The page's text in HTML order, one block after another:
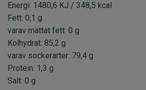
Energi: 1480,6 KJ / 348,5 kcal
Fett: 0,1 g
varav mättat fett: 0 g
Kolhydrat: 85,2 g
varav sockerarter: 79,4 g
Protein: 1,3 g
Salt: 0 g